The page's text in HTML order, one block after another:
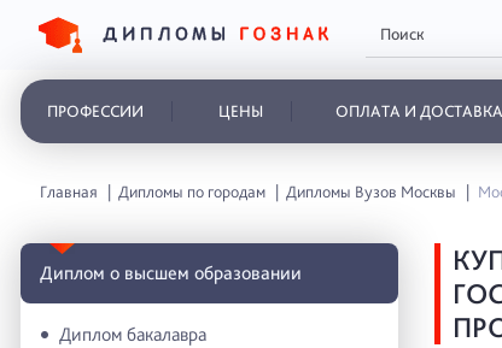
ПРОФЕССИИ ЦЕНЫ ОПЛАТА И ДОСТАВКА
Главная Дипломы по городам Дипломы Вузов Москвы
Диплом о высшем образовании
Диплом бакалавра